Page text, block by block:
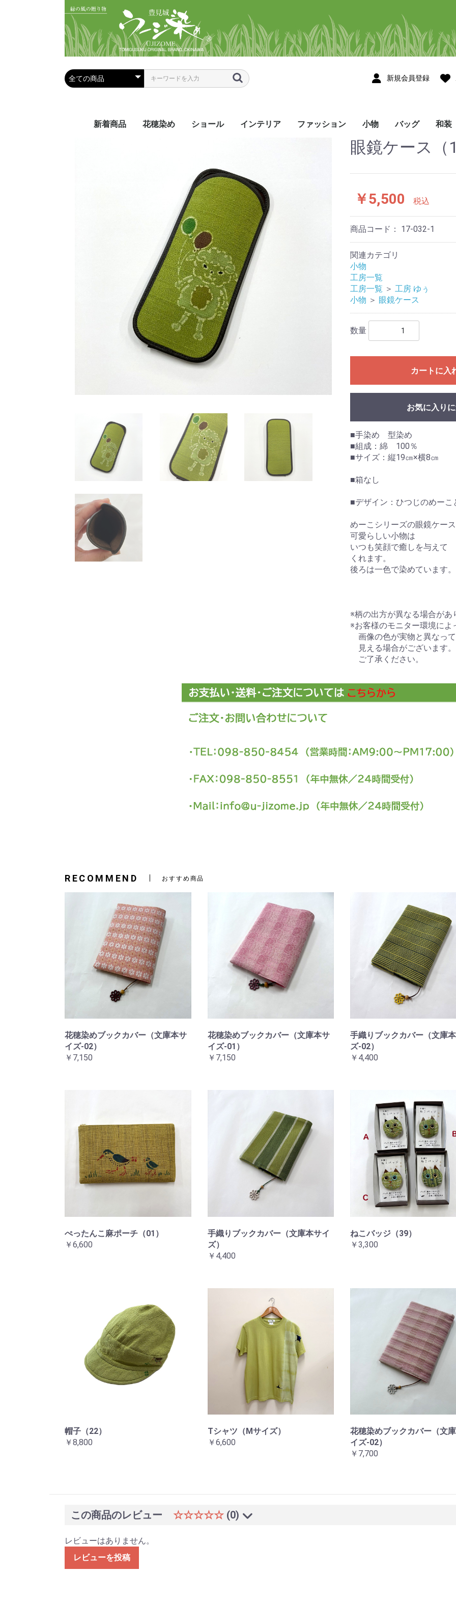
新規会員登録
新着商品 花穂染め ショール インテリア ファッション
メンズ
レディース
かりゆしウェア
Tシャツ・ポロシャツ
帽子・マスク・ヘアバ
小物
ハンカチ/手ぬぐい
眼鏡ケース
ネックストラップ
ポーチ･ペンケース
しおり・ブックカバー
巾着袋
名刺入れ
印鑑ケース・キーケー
財布
ストラップ･お守り
その他の小物
バッグ
トートバッグ
ポシェット
リュック
バッグ・その他
和装
着尺
帯
半幅帯
角帯
和装
眼鏡ケース（
￥5,500 税込
商品コード： 17-032-1
関連カテゴリ
小物
工房一覧
工房一覧 ＞ 工房 ゆぅ
小物 ＞ 眼鏡ケース
数量
カートに入
お気に入り
■手染め 型染め
■組成：綿 100％
■サイズ：縦19㎝×横8㎝
■箱なし
■デザイン：ひつじのめーこ
めーこシリーズの眼鏡ケース
可愛らしい小物は
いつも笑顔で癒しを与えて
くれます。
後ろは一色で染めています。
※柄の出方が異なる場合があ
※お客様のモニター環境によ
画像の色が実物と異なって
見える場合がございます。
ご了承ください。
RECOMMEND おすすめ商品
花穂染めブックカバー（文庫本サ
イズ-02）
￥7,150
花穂染めブックカバー（文庫本サ
イズ-01）
￥7,150
手織りブックカバー（文庫
ズ-02）
￥4,400
ぺったんこ麻ポーチ（01）
￥6,600
手織りブックカバー（文庫本サイ
ズ）
￥4,400
ねこバッジ（39）
￥3,300
帽子（22）
￥8,800
Tシャツ（Mサイズ）
￥6,600
花穂染めブックカバー（文
イズ-02）
￥7,700
この商品のレビュー ☆☆☆☆☆ (0)
レビューはありません。
レビューを投稿